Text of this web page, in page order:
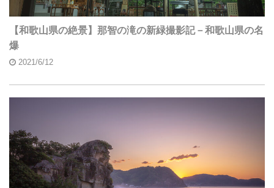
【和歌山県の絶景】那智の滝の新緑撮影記－和歌山県の名
爆
2021/6/12